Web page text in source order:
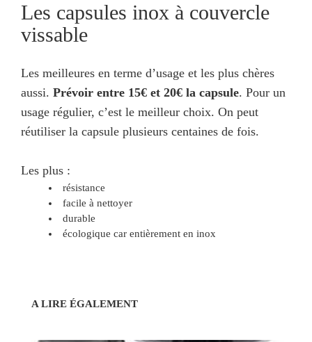
Les capsules inox à couvercle
vissable
Les meilleures en terme d’usage et les plus chères
aussi. Prévoir entre 15€ et 20€ la capsule. Pour un
usage régulier, c’est le meilleur choix. On peut
réutiliser la capsule plusieurs centaines de fois.
Les plus :
résistance
facile à nettoyer
durable
écologique car entièrement en inox
A LIRE ÉGALEMENT